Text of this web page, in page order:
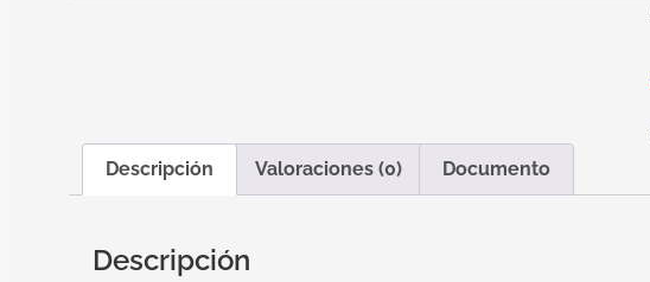
Descripción
Valoraciones (0) Documento
Descripción